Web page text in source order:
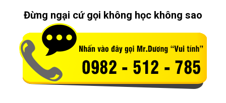
Đừng ngại cứ gọi không học không sao